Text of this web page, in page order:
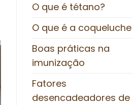
O que é tétano?
O que é a
Boas práticas na
imunização
Fatores
desencadeadores de